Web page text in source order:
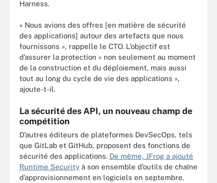
Harness.
« Nous avions des offres [en matière de sécurité
des applications] autour des artefacts que nous
fournissons », rappelle le CTO. L’objectif est
d’assurer la protection « non seulement au moment
de la construction et du déploiement, mais aussi
tout au long du cycle de vie des applications »,
ajoute-t-il.
La sécurité des API, un nouveau champ de
compétition
D’autres éditeurs de plateformes DevSecOps, tels
que GitLab et GitHub, proposent des fonctions de
sécurité des applications. De même, JFrog a ajouté
Runtime Security à son ensemble d’outils de chaîne
d’approvisionnement en logiciels en septembre.